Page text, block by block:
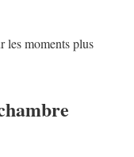
les moments plus